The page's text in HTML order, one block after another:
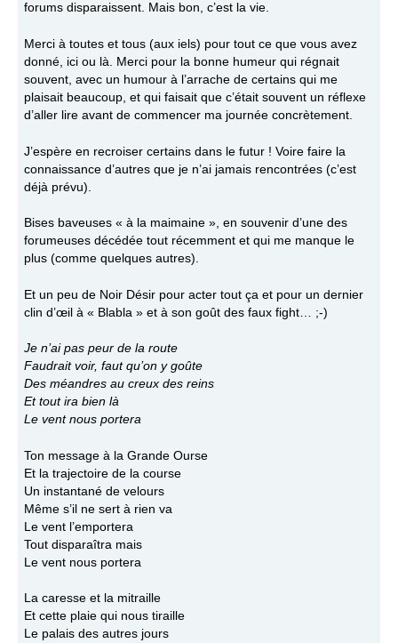
forums disparaissent. Mais bon, c’est la vie.
Merci à toutes et tous (aux iels) pour tout ce que vous avez
donné, ici ou là. Merci pour la bonne humeur qui régnait
souvent, avec un humour à l’arrache de certains qui me
plaisait beaucoup, et qui faisait que c’était souvent un réflexe
d’aller lire avant de commencer ma journée concrètement.
J’espère en recroiser certains dans le futur ! Voire faire la
connaissance d’autres que je n’ai jamais rencontrées (c’est
déjà prévu).
Bises baveuses « à la maimaine », en souvenir d’une des
forumeuses décédée tout récemment et qui me manque le
plus (comme quelques autres).
Et un peu de Noir Désir pour acter tout ça et pour un dernier
clin d’œil à « Blabla » et à son goût des faux fight… ;-)
Je n’ai pas peur de la route
Faudrait voir, faut qu’on y goûte
Des méandres au creux des reins
Et tout ira bien là
Le vent nous portera
Ton message à la Grande Ourse
Et la trajectoire de la course
Un instantané de velours
Même s’il ne sert à rien va
Le vent l’emportera
Tout disparaîtra mais
Le vent nous portera
La caresse et la mitraille
Et cette plaie qui nous tiraille
Le palais des autres jours